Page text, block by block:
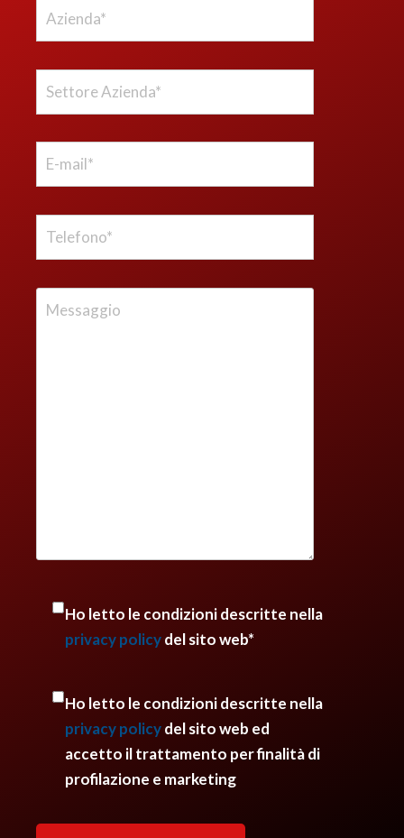
Ho letto le condizioni descritte nella
privacy policydel sito web*
Ho letto le condizioni descritte nella
privacy policydel sito web ed
accetto il trattamento per finalità di
profilazione e marketing